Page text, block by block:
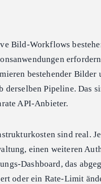
Bild-Workflows
bestehender Bilder
derselben Pipeline. Das
API-Anbieter.
sind real.
einen weiteren
Dashboard, das
oder ein Rate-Limit